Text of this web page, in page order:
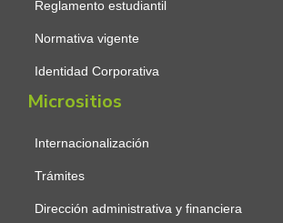
Reglamento estudiantil
Normativa vigente
Identidad Corporativa
Micrositios
Internacionalización
Trámites
Dirección administrativa y financiera